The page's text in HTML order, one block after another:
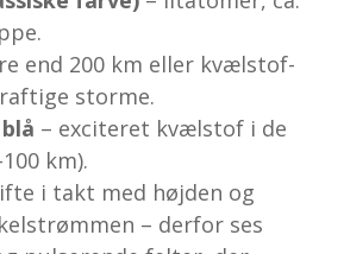
end 200 km eller kvælstof-
storme.
– exciteret kvælstof i de
km).
i takt med højden og
– derfor ses